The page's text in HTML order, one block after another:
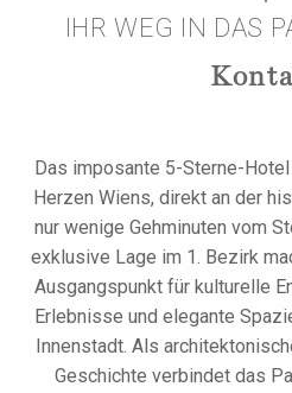
IHR WEG IN DAS
Das imposante 5-Sterne-Hotel
Herzen Wiens, direkt an der
nur wenige Gehminuten vom
exklusive Lage im 1. Bezirk
Ausgangspunkt für kulturelle
Erlebnisse und elegante
Innenstadt. Als
Geschichte verbindet das